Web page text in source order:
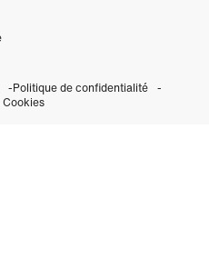
Politique de confidentialité
Cookies